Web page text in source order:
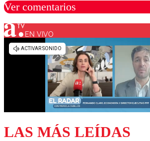
Ver comentarios
Los comentarios son moderados
diálogo respetuoso.
EN VIVO
LAS MÁS LEÍDAS